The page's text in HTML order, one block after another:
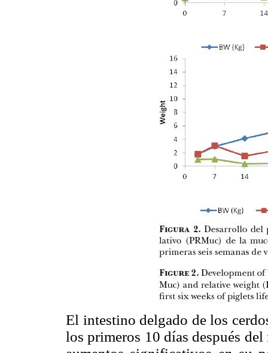
El intestino delgado de los
los primeros 10 días después